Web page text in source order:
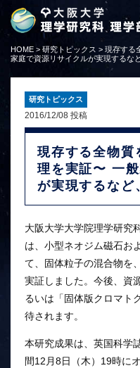
HOME > 研究トピックス > 現存する
家庭で資源リサイクルが実現するな
研究トピックス
2016/12/08 投稿
現存する全物質
理を実証〜 一
が実現するなど
大阪大学大学院理学研究
は、小型ネオジム磁石お
て、固体粒子の混合物を
実証しました。今後、資
るいは「固体版クロマト
待されます。
本研究成果は、英国科学
間12月8日（木）19時に